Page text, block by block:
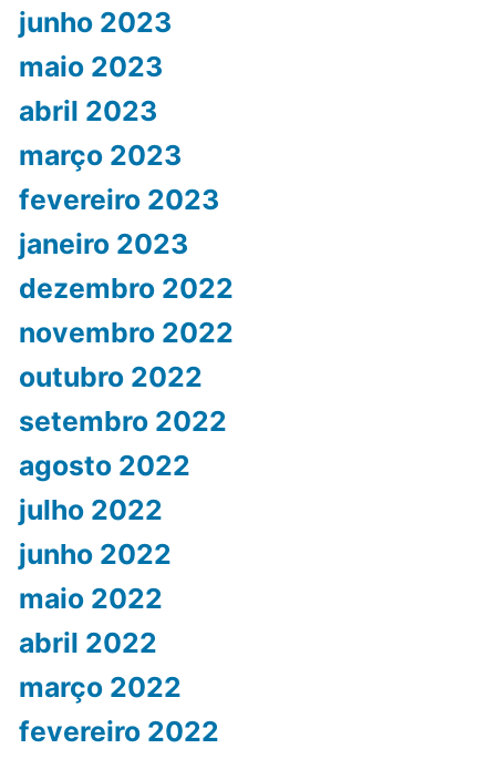
junho 2023
maio 2023
abril 2023
março 2023
fevereiro 2023
janeiro 2023
dezembro 2022
novembro 2022
outubro 2022
setembro 2022
agosto 2022
julho 2022
junho 2022
maio 2022
abril 2022
março 2022
fevereiro 2022